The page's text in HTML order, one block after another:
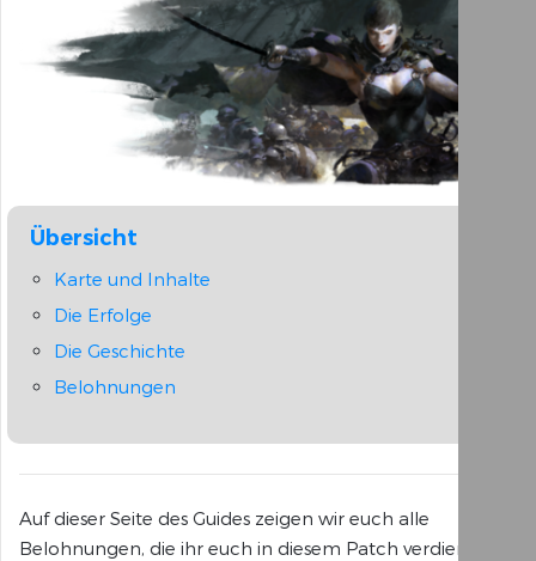
Übersicht
Karte und Inhalte
Die Erfolge
Die Geschichte
Belohnungen
Auf dieser Seite des Guides zeigen wir euch alle
Belohnungen, die ihr euch in diesem Patch verdienen